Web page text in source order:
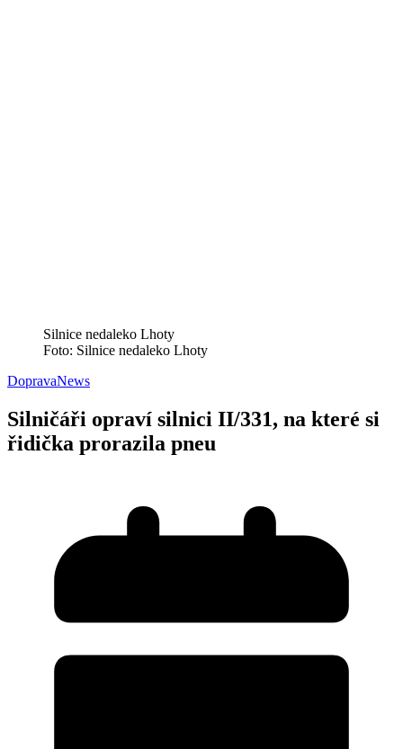
Silnice nedaleko Lhoty
Foto: Silnice nedaleko Lhoty
DopravaNews
Silničáři opraví silnici II/331, na které si
řidička prorazila pneu